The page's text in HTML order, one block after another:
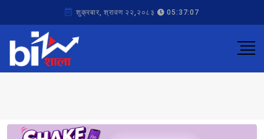
शुक्रबार, श्रावण २२,२०८३ 05:37:07